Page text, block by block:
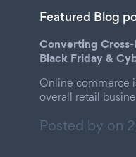
Featured Blog
Converting
Black Friday &
Online commerce
overall retail
Posted by on